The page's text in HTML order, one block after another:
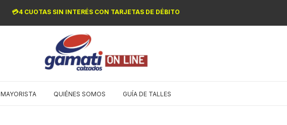
💳4 CUOTAS SIN INTERÉS CON TARJETAS DE DÉBITO
MAYORISTA QUIÉNES SOMOS GUÍA DE TALLES